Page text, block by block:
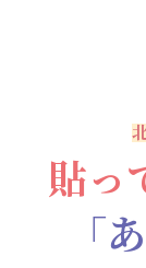
貼っ
「